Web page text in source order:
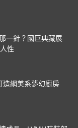
一針？國巨典藏展
性
造網美系夢幻廚房